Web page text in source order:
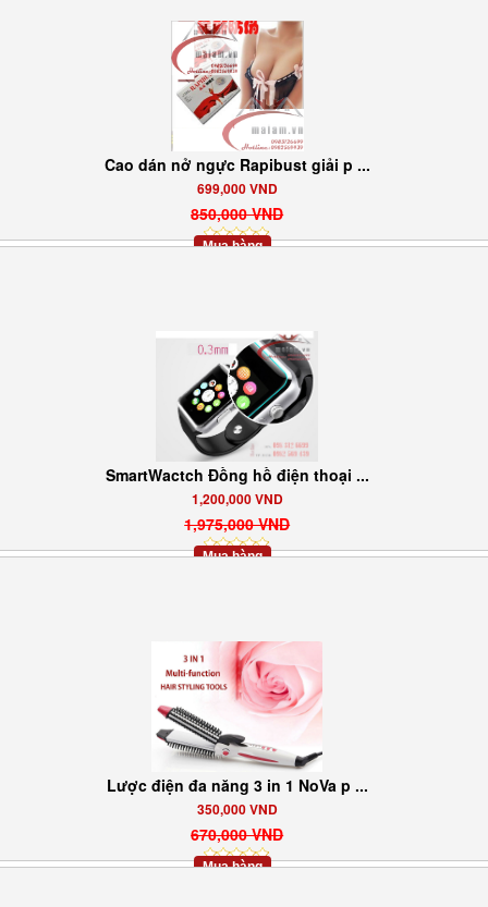
Cao dán nở ngực Rapibust giải p ...
699,000 VND
850,000 VND
Mua hàng
SmartWactch Đồng hồ điện thoại ...
1,200,000 VND
1,975,000 VND
Mua hàng
Lược điện đa năng 3 in 1 NoVa p ...
350,000 VND
670,000 VND
Mua hàng